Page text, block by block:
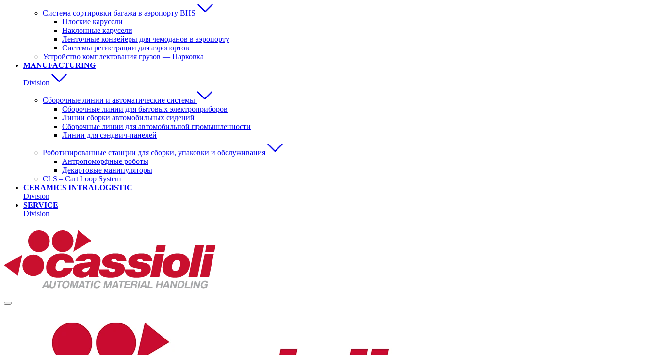
Система сортировки багажа в аэропорту BHS
Плоские карусели
Наклонные карусели
Ленточные конвейеры для чемоданов в аэропорту
Системы регистрации для аэропортов
Устройство комплектования грузов — Парковка
MANUFACTURING
Division
Сборочные линии и автоматические системы
Сборочные линии для бытовых электроприборов
Линии сборки автомобильных сидений
Сборочные линии для автомобильной промышленности
Линии для сэндвич-панелей
Роботизированные станции для сборки, упаковки и обслуживания
Антропоморфные роботы
Декартовые манипуляторы
CLS – Cart Loop System
CERAMICS INTRALOGISTIC
Division
SERVICE
Division